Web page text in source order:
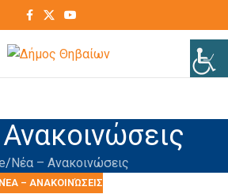
Νέα – Ανακοινώσεις
ΝΈΑ – ΑΝΑΚΟΙΝΏΣΕΙΣ